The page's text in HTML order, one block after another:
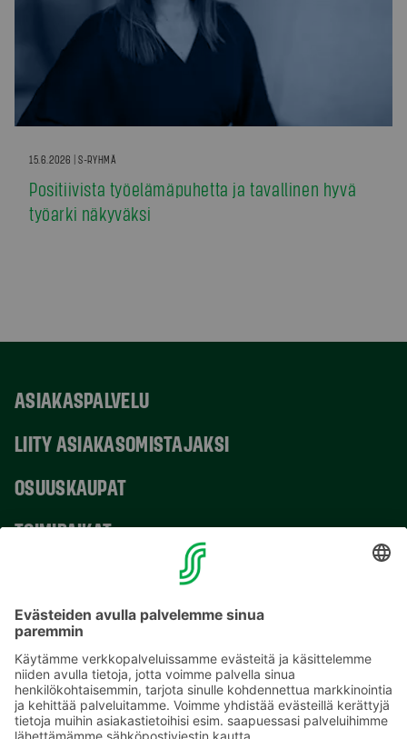
15.6.2026 | S-RYHMÄ
Positiivista työelämäpuhetta ja tavallinen hyvä
työarki näkyväksi
ASIAKASPALVELU
LIITY ASIAKASOMISTAJAKSI
OSUUSKAUPAT
TOIMIPAIKAT
Sähköpostiosoitteet S-ryhmässä ovat muotoa